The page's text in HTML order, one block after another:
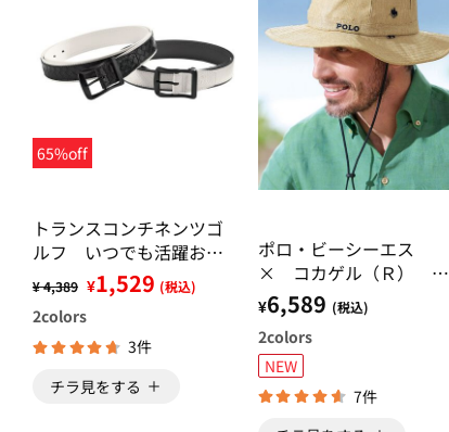
65%off
トランスコンチネンツゴ
ルフ いつでも活躍おし
ゃれなゴルフベルト
¥ 4,389 ¥1,529 (税込)
2colors
3件
チラ見をする
ポロ・ビーシーエス
× コカゲル（Ｒ） 夏
の相棒！日傘いらず快適
ハット
¥6,589 (税込)
2colors
NEW
7件